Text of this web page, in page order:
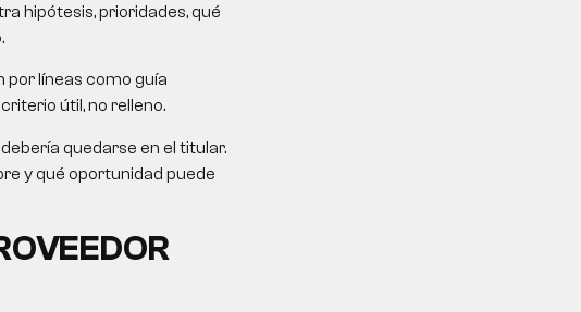
hipótesis, prioridades, qué
por líneas como guía
útil, no relleno.
quedarse en el titular.
y qué oportunidad puede